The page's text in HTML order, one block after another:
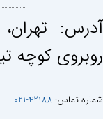
آدرس:
روبروی كوچه
شماره تماس: 42188-021